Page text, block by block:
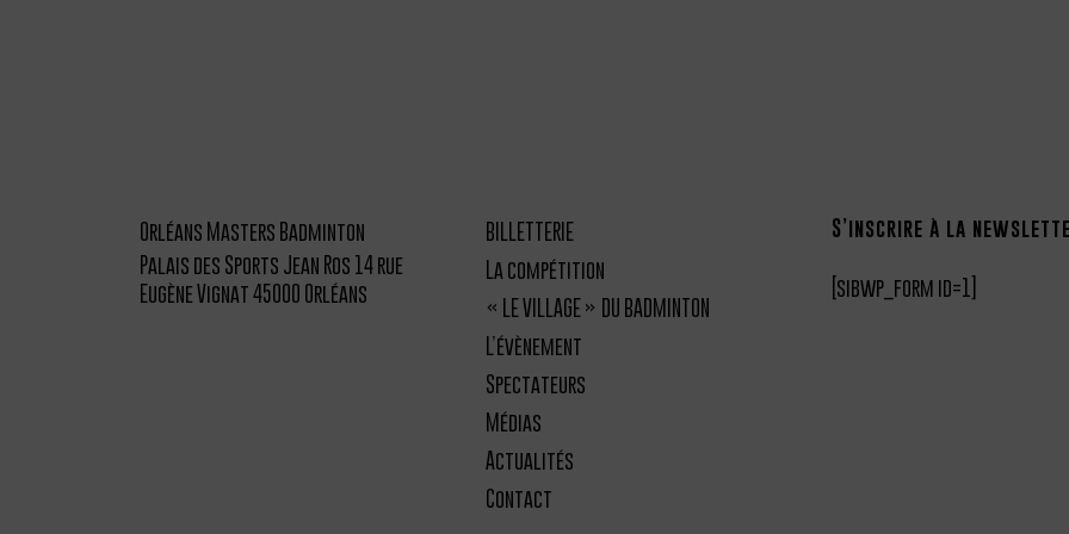
Orléans Masters Badminton
Palais des Sports Jean Ros 14 rue
Eugène Vignat 45000 Orléans
BILLETTERIE
La compétition
« LE VILLAGE » DU BADMINTON
L’évènement
Spectateurs
Médias
Actualités
Contact
S’inscrire à la
[sibwp_form id=1]